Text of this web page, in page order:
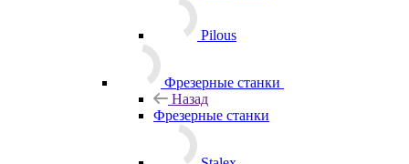
Сверлильные станки
Stalex
Назад
Токарные станки
Stalex